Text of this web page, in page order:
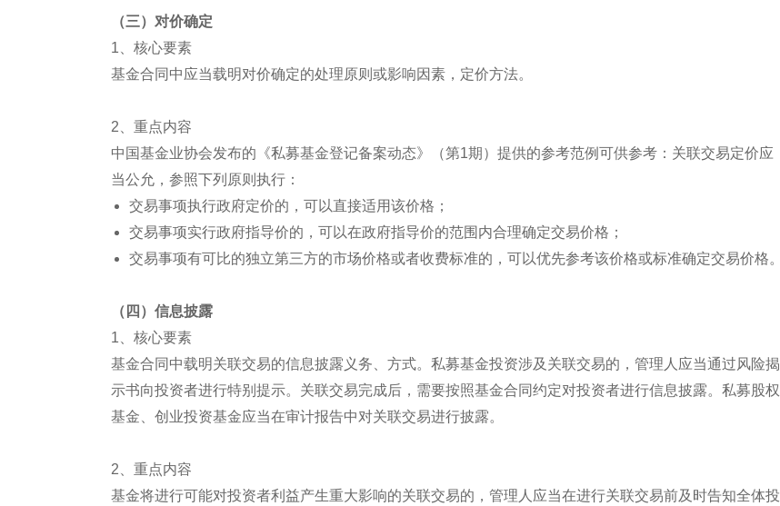
（三）对价确定
1、核心要素
基金合同中应当载明对价确定的处理原则或影响因素，定价方法。
2、重点内容
中国基金业协会发布的《私募基金登记备案动态》（第1期）提供的参考范例可供参考：关联交易定价应
当公允，参照下列原则执行：
交易事项执行政府定价的，可以直接适用该价格；
交易事项实行政府指导价的，可以在政府指导价的范围内合理确定交易价格；
交易事项有可比的独立第三方的市场价格或者收费标准的，可以优先参考该价格或标准确定交易价格。
（四）信息披露
1、核心要素
基金合同中载明关联交易的信息披露义务、方式。私募基金投资涉及关联交易的，管理人应当通过风险揭
示书向投资者进行特别提示。关联交易完成后，需要按照基金合同约定对投资者进行信息披露。私募股权
基金、创业投资基金应当在审计报告中对关联交易进行披露。
2、重点内容
基金将进行可能对投资者利益产生重大影响的关联交易的，管理人应当在进行关联交易前及时告知全体投